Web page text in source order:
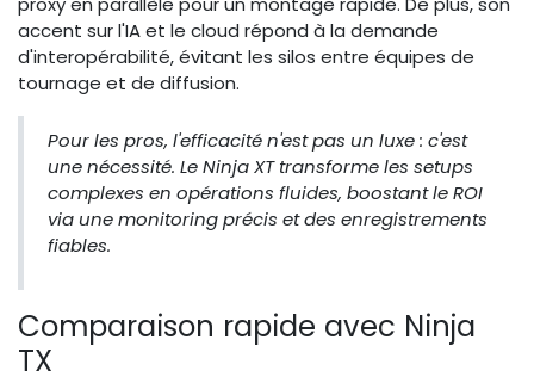
accent sur l'IA et le cloud répond à la demande
d'interopérabilité, évitant les silos entre équipes de
tournage et de diffusion.
Pour les pros, l'efficacité n'est pas un luxe : c'est
une nécessité. Le Ninja XT transforme les setups
complexes en opérations fluides, boostant le ROI
via une monitoring précis et des enregistrements
fiables.
Comparaison rapide avec Ninja
TX